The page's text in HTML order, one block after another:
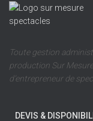
Toute gestion
production Sur
d’entrepreneur de
DEVIS &